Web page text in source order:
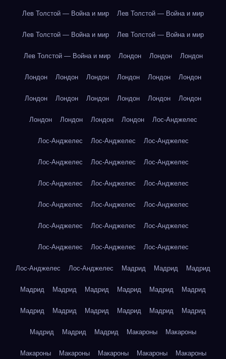
Лев Толстой — Война и мир Лев Толстой — Война и мир
Лев Толстой — Война и мир Лев Толстой — Война и мир
Лев Толстой — Война и мир Лондон Лондон Лондон
Лондон Лондон Лондон Лондон Лондон Лондон
Лондон Лондон Лондон Лондон Лондон Лондон
Лондон Лондон Лондон Лондон Лос-Анджелес
Лос-Анджелес Лос-Анджелес Лос-Анджелес
Лос-Анджелес Лос-Анджелес Лос-Анджелес
Лос-Анджелес Лос-Анджелес Лос-Анджелес
Лос-Анджелес Лос-Анджелес Лос-Анджелес
Лос-Анджелес Лос-Анджелес Лос-Анджелес
Лос-Анджелес Лос-Анджелес Лос-Анджелес
Лос-Анджелес Лос-Анджелес Мадрид Мадрид Мадрид
Мадрид Мадрид Мадрид Мадрид Мадрид Мадрид
Мадрид Мадрид Мадрид Мадрид Мадрид Мадрид
Мадрид Мадрид Мадрид Макароны Макароны
Макароны Макароны Макароны Макароны Макароны